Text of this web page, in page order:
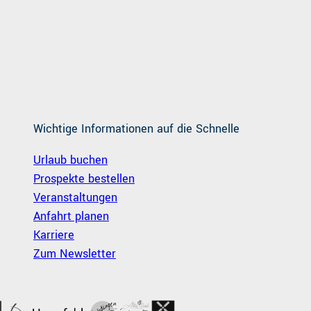
Wichtige Informationen auf die Schnelle
Urlaub buchen
Prospekte bestellen
Veranstaltungen
Anfahrt planen
Karriere
Zum Newsletter